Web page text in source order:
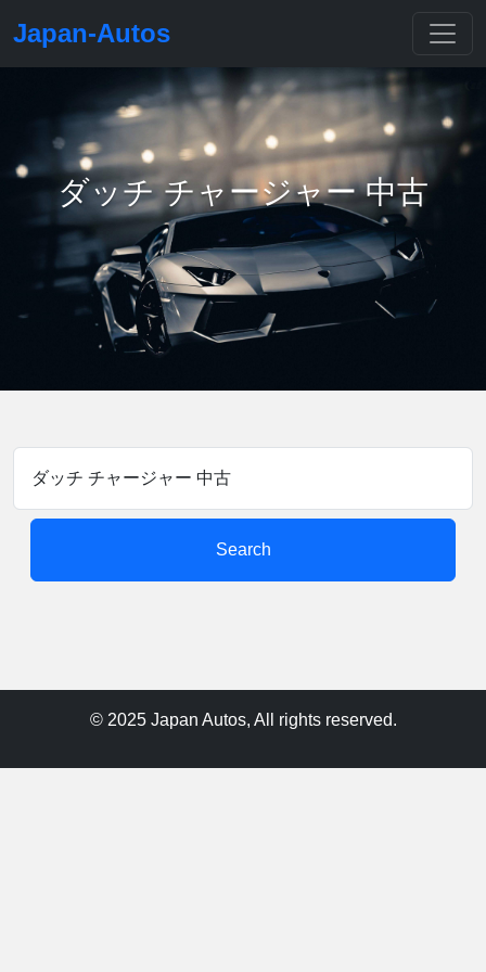
Japan-Autos
ダッチ チャージャー 中古
Search
© 2025 Japan Autos, All rights reserved.